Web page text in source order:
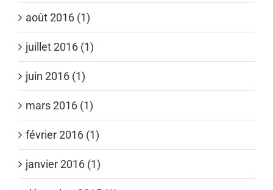
août 2016 (1)
juillet 2016 (1)
juin 2016 (1)
mars 2016 (1)
février 2016 (1)
janvier 2016 (1)